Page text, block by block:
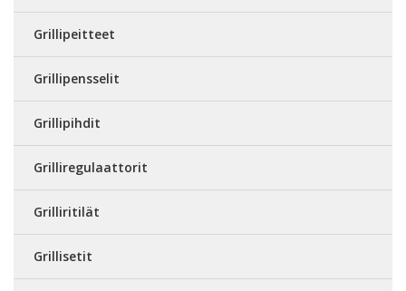
Grillipeitteet
Grillipensselit
Grillipihdit
Grilliregulaattorit
Grilliritilät
Grillisetit